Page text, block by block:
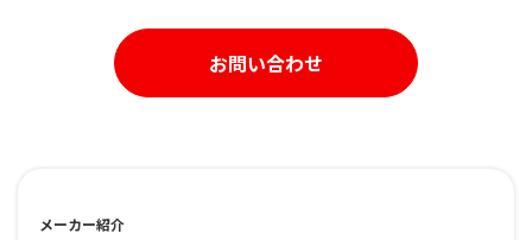
お問い合わせ
メーカー紹介